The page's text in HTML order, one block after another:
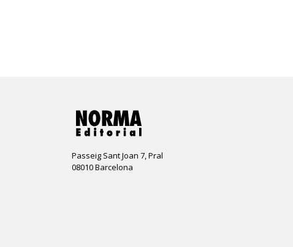
Passeig Sant Joan 7, Pral
08010 Barcelona